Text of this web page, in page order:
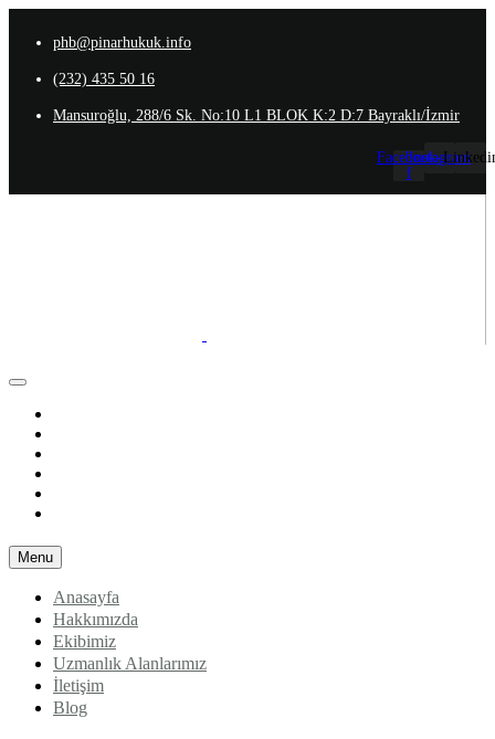
phb@pinarhukuk.info
(232) 435 50 16
Mansuroğlu, 288/6 Sk. No:10 L1 BLOK K:2 D:7 Bayraklı/İzmir
Facebook-
f
Instagram
Menu
Anasayfa
Hakkımızda
Ekibimiz
Uzmanlık Alanlarımız
İletişim
Blog